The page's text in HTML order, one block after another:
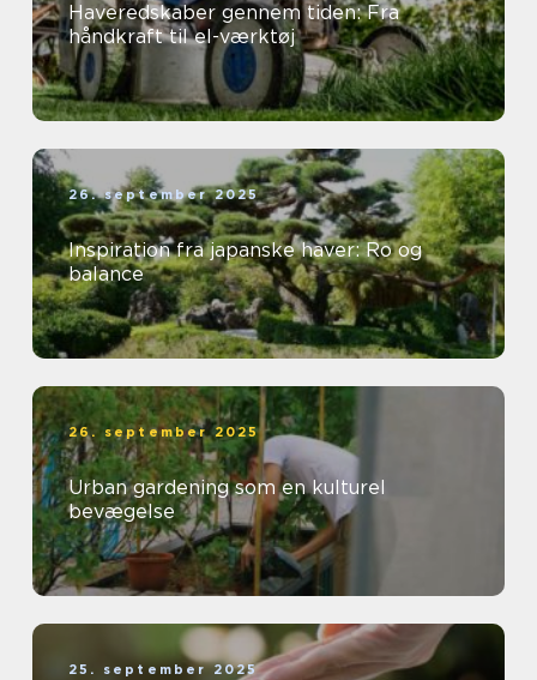
Haveredskaber gennem tiden: Fra
håndkraft til el-værktøj
26. september 2025
Inspiration fra japanske haver: Ro og
balance
26. september 2025
Urban gardening som en kulturel
bevægelse
25. september 2025